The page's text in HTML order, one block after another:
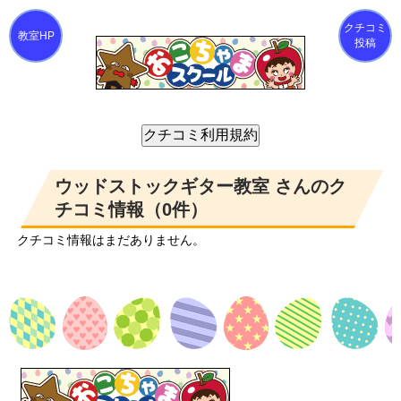
クチコミ
投稿
ウッドストックギター教室 さんのク
チコミ情報（0件）
クチコミ情報はまだありません。